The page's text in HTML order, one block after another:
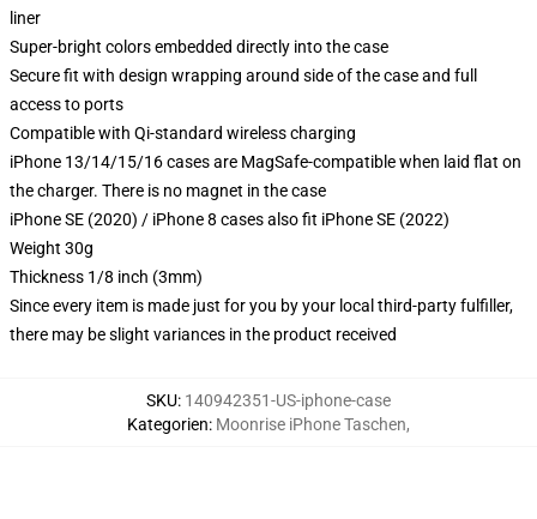
liner
Super-bright colors embedded directly into the case
Secure fit with design wrapping around side of the case and full
access to ports
Compatible with Qi-standard wireless charging
iPhone 13/14/15/16 cases are MagSafe-compatible when laid flat on
the charger. There is no magnet in the case
iPhone SE (2020) / iPhone 8 cases also fit iPhone SE (2022)
Weight 30g
Thickness 1/8 inch (3mm)
Since every item is made just for you by your local third-party fulfiller,
there may be slight variances in the product received
SKU: 140942351-US-iphone-case
Kategorien: Moonrise iPhone Taschen,